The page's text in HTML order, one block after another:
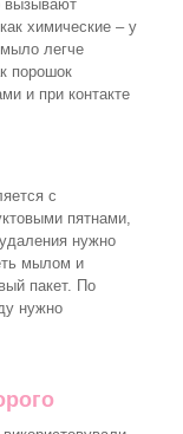
вызывают
химические – у
легче
порошок
и при контакте
с
пятнами,
нужно
мылом и
пакет. По
нужно